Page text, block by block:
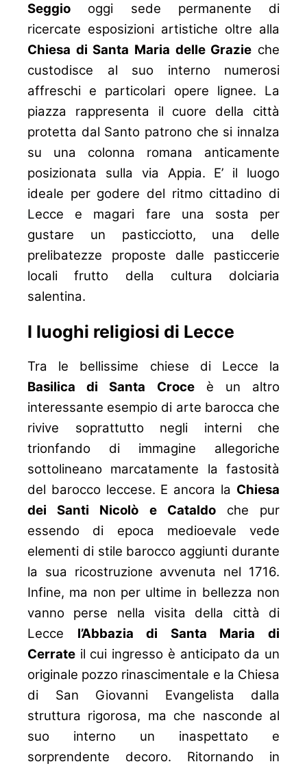
Seggio oggi sede permanente di
ricercate esposizioni artistiche oltre alla
Chiesa di Santa Maria delle Grazie che
custodisce al suo interno numerosi
affreschi e particolari opere lignee. La
piazza rappresenta il cuore della città
protetta dal Santo patrono che si innalza
su una colonna romana anticamente
posizionata sulla via Appia. E’ il luogo
ideale per godere del ritmo cittadino di
Lecce e magari fare una sosta per
gustare un pasticciotto, una delle
prelibatezze proposte dalle pasticcerie
locali frutto della cultura dolciaria
salentina.
I luoghi religiosi di Lecce
Tra le bellissime chiese di Lecce la
Basilica di Santa Croceè un altro
interessante esempio di arte barocca che
rivive soprattutto negli interni che
trionfando di immagine allegoriche
sottolineano marcatamente la fastosità
del barocco leccese. E ancora la Chiesa
dei Santi Nicolò e Cataldoche pur
essendo di epoca medioevale vede
elementi di stile barocco aggiunti durante
la sua ricostruzione avvenuta nel 1716.
Infine, ma non per ultime in bellezza non
vanno perse nella visita della città di
Lecce l’Abbazia di Santa Maria di
Cerrate il cui ingresso è anticipato da un
originale pozzo rinascimentale e la Chiesa
di San Giovanni Evangelista dalla
struttura rigorosa, ma che nasconde al
suo interno un inaspettato e
sorprendente decoro. Ritornando in